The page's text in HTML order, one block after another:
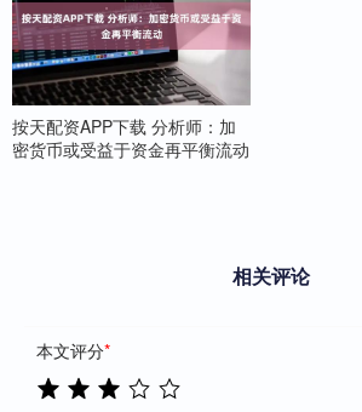
按天配资APP下载 分析师：加
密货币或受益于资金再平衡流动
相关评论
本文评分*